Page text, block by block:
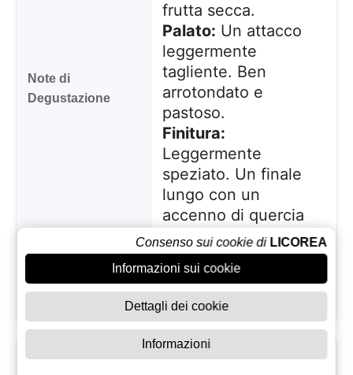
Note di
Degustazione
frutta secca.
Palato: Un attacco
leggermente
tagliente. Ben
arrotondato e
pastoso.
Finitura:
Leggermente
speziato. Un finale
lungo con un
accenno di quercia
bianca e una
dolcezza diffusa.
Scatola
Peso
1.60
Consenso sui cookie di LICOREA
Informazioni sui cookie
Dettagli dei cookie
Informazioni